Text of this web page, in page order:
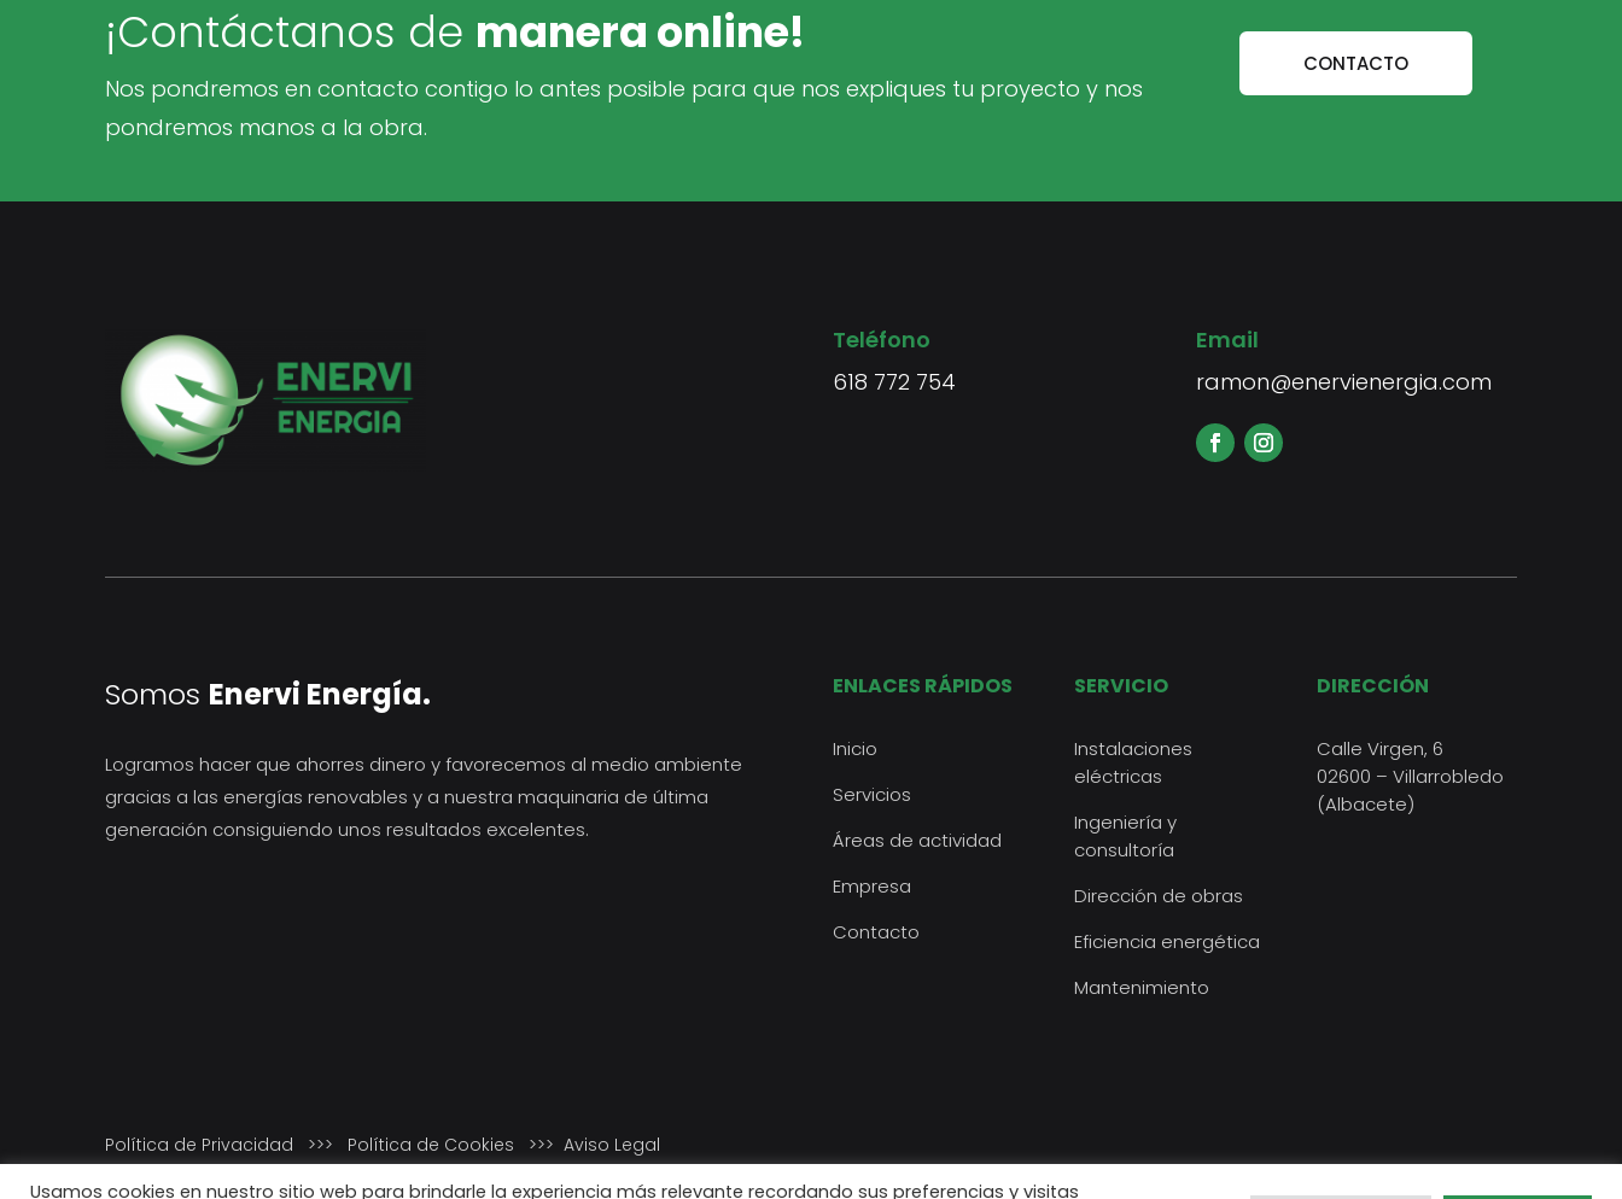
¡Contáctanos de manera online!
Nos pondremos en contacto contigo lo antes posible para que nos expliques tu proyecto y nos
pondremos manos a la obra.
CONTACTO
Teléfono
618 772 754
Email
ramon@enervienergia.com
Somos Enervi Energía.
Logramos hacer que ahorres dinero y favorecemos al medio ambiente
gracias a las energías renovables y a nuestra maquinaria de última
generación consiguiendo unos resultados excelentes.
ENLACES RÁPIDOS
Inicio
Servicios
Áreas de actividad
Empresa
Contacto
SERVICIO
Instalaciones
eléctricas
Ingeniería y
consultoría
Dirección de obras
Eficiencia energética
Mantenimiento
DIRECCIÓN
Calle Virgen, 6
02600 – Villarrobledo
(Albacete)
Política de Privacidad >>> Política de Cookies >>> Aviso Legal
Usamos cookies en nuestro sitio web para brindarle la experiencia más relevante recordando sus preferencias y visitas